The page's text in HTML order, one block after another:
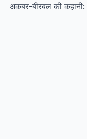
अकबर-बीरबल की कहानी: